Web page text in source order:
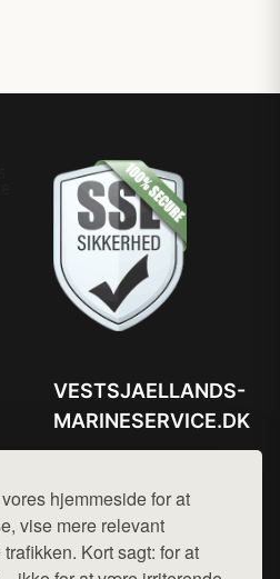
hjemmeside for at
vise mere relevant
Kort sagt: for at
VESTSJAELLANDS-
MARINESERVICE.DK
Mail:hej@want.dk
Cookie- og privatlivspolitik